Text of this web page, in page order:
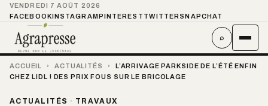
VENDREDI 7 AOÛT 2026
FACEBOOKINSTAGRAMPINTEREST TWITTER SNAPCHAT
⌕
ACCUEIL › ACTUALITÉS ›
L’ARRIVAGE PARKSIDE DE L’ÉTÉ ENFIN
CHEZ LIDL ! DES PRIX FOUS SUR LE BRICOLAGE
ACTUALITÉS · TRAVAUX